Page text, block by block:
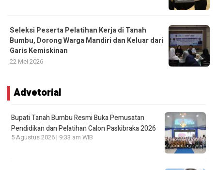
Seleksi Peserta Pelatihan Kerja di Tanah
Bumbu, Dorong Warga Mandiri dan Keluar dari
Garis Kemiskinan
22 Mei 2026
Advetorial
Bupati Tanah Bumbu Resmi Buka Pemusatan
Pendidikan dan Pelatihan Calon Paskibraka 2026
5 Agustus 2026 | 9:33 am WIB